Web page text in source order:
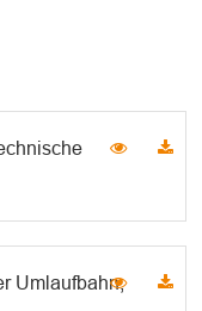
Umlaufbahn;